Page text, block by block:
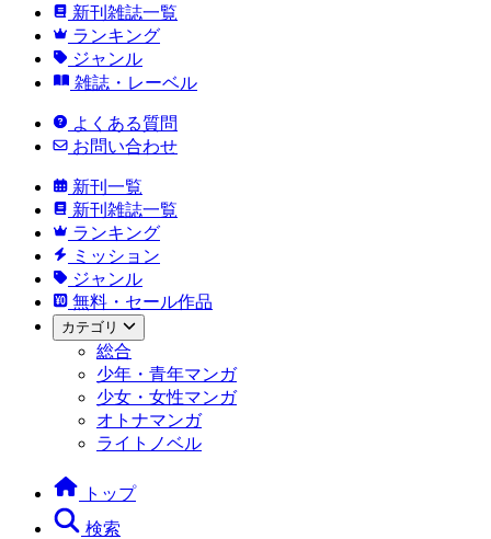
新刊雑誌一覧
ランキング
ジャンル
雑誌・レーベル
よくある質問
お問い合わせ
新刊一覧
新刊雑誌一覧
ランキング
ミッション
ジャンル
無料・セール作品
カテゴリ
総合
少年・青年マンガ
少女・女性マンガ
オトナマンガ
ライトノベル
トップ
検索